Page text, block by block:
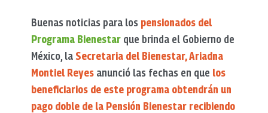
Buenas noticias para los pensionados del
Programa Bienestarque brinda el Gobierno de
México, la Secretaria del Bienestar, Ariadna
Montiel Reyesanunció las fechas en que los
beneficiarios de este programa obtendrán un
pago doble de la Pensión Bienestar recibiendo